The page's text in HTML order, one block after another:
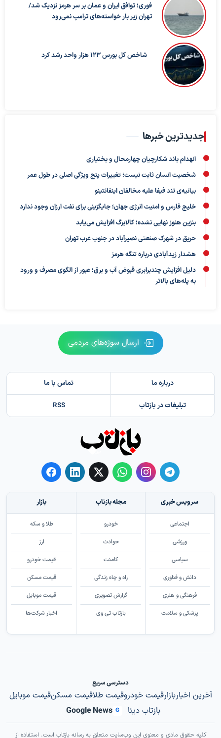
فوری؛ توافق ایران و عمان بر سر هرمز نزدیک شد/
تهران زیر بار خواسته‌های ترامپ نمی‌رود
شاخص کل بورس ۱۲۳ هزار واحد رشد کرد
جدیدترین خبرها
انهدام باند شکارچیان چهارمحال و بختیاری
شخصیت انسان ثابت نیست؛ تغییرات پنج ویژگی اصلی در طول عمر
بیانیه‌ی تند فیفا علیه مخالفان اینفانتینو
خلیج فارس و امنیت انرژی جهان؛ جایگزینی برای نفت ارزان وجود ندارد
بنزین هنوز نهایی نشده؛ کالابرگ افزایش می‌یابد
حریق در شهرک صنعتی نصیرآباد در جنوب غرب تهران
هشدار زیدآبادی درباره تنگه هرمز
دلیل افزایش چندبرابری قبوض آب و برق؛ عبور از الگوی مصرف و ورود
به پله‌های بالاتر
ارسال سوژه‌های مردمی
درباره ما تماس با ما
تبلیغات در بازتاب RSS
سرویس خبری
اجتماعی
ورزشی
سیاسی
دانش و فناوری
فرهنگی و هنری
پزشکی و سلامت
مجله بازتاب
خودرو
حوادث
کامنت
راه و چاه زندگی
گزارش تصویری
بازتاب تی وی
بازار
طلا و سکه
ارز
قیمت خودرو
قیمت مسکن
قیمت موبایل
اخبار شرکت‌ها
دسترسی سریع
آخرین اخباربازارقیمت خودروقیمت طلاقیمت مسکنقیمت موبایل
بازتاب دیتا
G
Google News
کلیه حقوق مادی و معنوی این وب‌سایت متعلق به رسانه بازتاب است. استفاده از